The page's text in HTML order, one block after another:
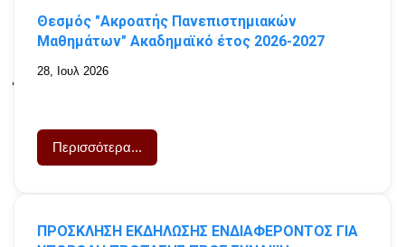
ΠΡΟΠΤΥΧΙΑΚΟΥ
ΓΡΑΜΜΑΤΕΙΑΣ
ΑΙΤΗΣΕΙΣ - ΕΝΤΥΠΑ
ΥΠΕΥΘΥΝΗ ΔΗΛΩΣΗ
ΑΙΤΗΣΗ ΓΕΝΙΚΗ
ΑΙΤΗΣΗ ΑΝΑΣΤΟΛΗΣ
ΦΟΙΤΗΣΗΣ
Θεσμός "Ακροατής Πανεπιστημιακών
Μαθημάτων" Ακαδημαϊκό έτος 2026-2027
28, Ιουλ 2026
Περισσότερα...
ΠΡΟΣΚΛΗΣΗ ΕΚΔΗΛΩΣΗΣ ΕΝΔΙΑΦΕΡΟΝΤΟΣ ΓΙΑ